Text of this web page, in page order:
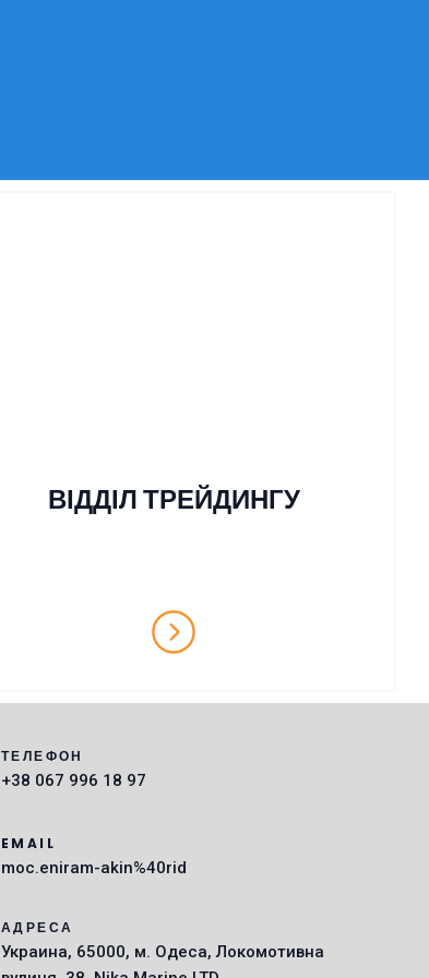
ВІДДІЛ ТРЕЙДИНГУ
ТЕЛЕФОН
+38 067 996 18 97
Main Icons
EMAIL
moc.eniram-akin%40rid
АДРЕСА
Украина, 65000, м. Одеса, Локомотивна